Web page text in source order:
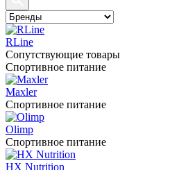
RLine
Сопутствующие товары
Спортивное питание
Maxler
Спортивное питание
Olimp
Спортивное питание
HX Nutrition